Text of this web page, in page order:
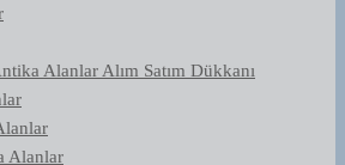
Alanlar Alım Satım Dükkanı
Alanlar